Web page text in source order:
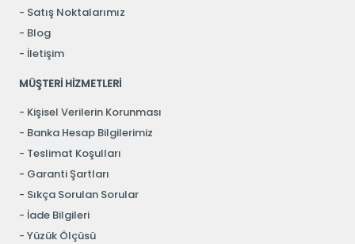
Satış Noktalarımız
Blog
İletişim
MÜŞTERİ HİZMETLERİ
Kişisel Verilerin Korunması
Banka Hesap Bilgilerimiz
Teslimat Koşulları
Garanti Şartları
Sıkça Sorulan Sorular
İade Bilgileri
Yüzük Ölçüsü